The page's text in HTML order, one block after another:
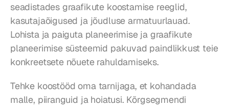
seadistades graafikute koostamise reeglid,
kasutajaõigused ja jõudluse armatuurlauad.
Lohista ja paiguta planeerimise ja graafikute
planeerimise süsteemid pakuvad paindlikkust teie
konkreetsete nõuete rahuldamiseks.
Tehke koostööd oma tarnijaga, et kohandada
malle, piiranguid ja hoiatusi. Kõrgsegmendi